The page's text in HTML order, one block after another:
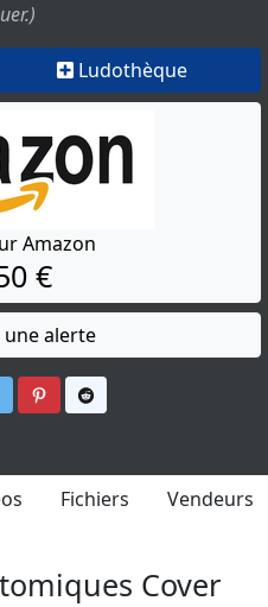
Ludothèque
Amazon
€
alerte
Partager sur Twitter
Partager sur Pinterest
Fichiers Vendeurs
Cover